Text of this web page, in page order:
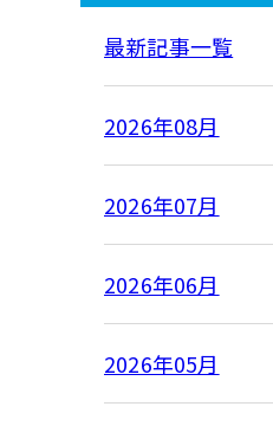
最新記事一覧
2026年08月
2026年07月
2026年06月
2026年05月